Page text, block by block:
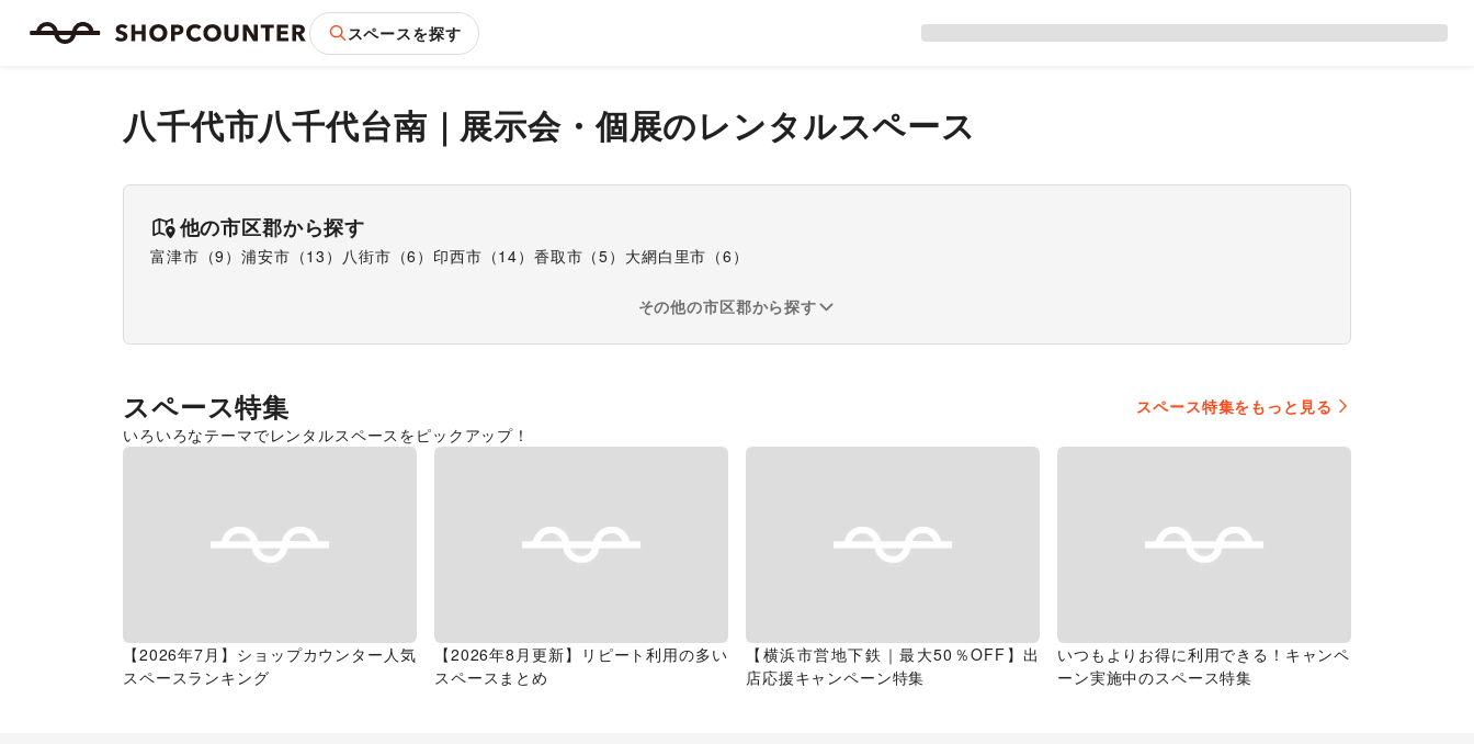
スペースを探す
八千代市八千代台南 ｜ 展示会・個展のレンタルスペース
他の市区郡から探す
富津市 （9 ）浦安市 （13 ） 八街市 （6 ） 印西市 （14） 香取市 （5） 大網白里市 （6 ）
その他の市区郡から探す
スペース特集
スペース特集をもっと見る
いろいろなテーマでレンタルスペースをピックアップ！
【2026年7月】ショップカウンター人気
スペースランキング
【2026年8月更新】リピート利用の多い
スペースまとめ
【横浜市営地下鉄｜最大50％OFF】出
店応援キャンペーン特集
いつもよりお得に利用できる！キャンペ
ーン実施中のスペース特集